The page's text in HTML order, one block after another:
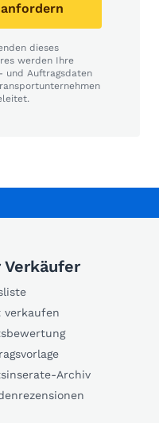
anfordern
dieses
werden Ihre
und Auftragsdaten
Verkäufer
verkaufen
Archiv